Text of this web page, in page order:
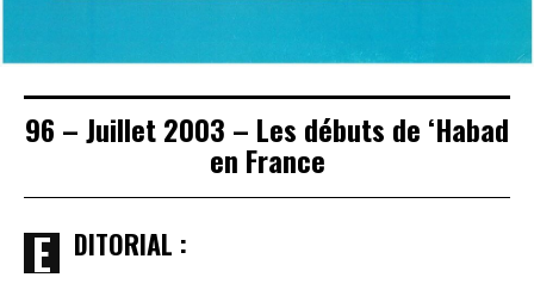
96 – Juillet 2003 – Les débuts de ‘Habad
en France
EDITORIAL :